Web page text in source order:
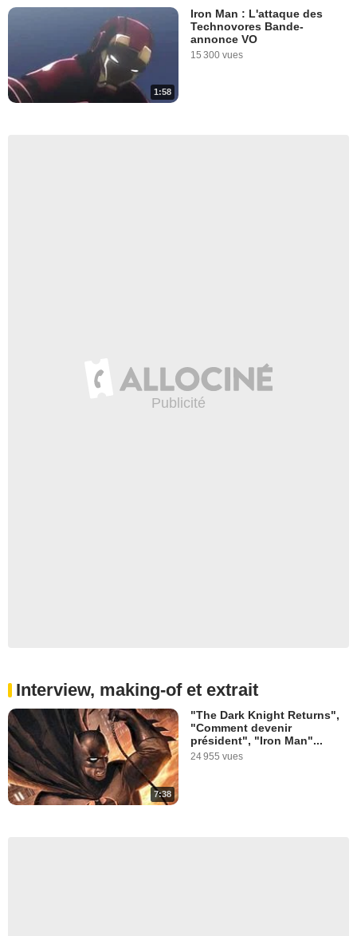
1:58
Iron Man : L'attaque des
Technovores Bande-
annonce VO
15 300 vues
Interview, making-of et extrait
7:38
"The Dark Knight Returns",
"Comment devenir
président", "Iron Man"...
24 955 vues